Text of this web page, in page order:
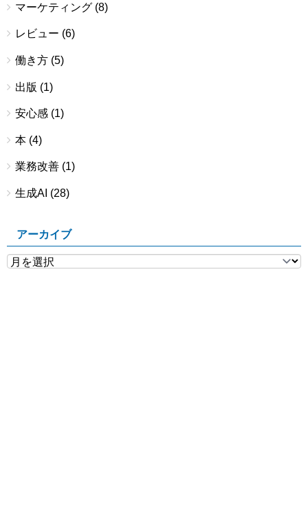
マーケティング (8)
レビュー (6)
働き方 (5)
出版 (1)
安心感 (1)
本 (4)
業務改善 (1)
生成AI (28)
アーカイブ